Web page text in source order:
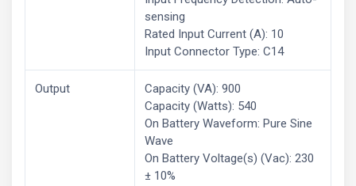
sensing
Rated Input Current (A): 10
Input Connector Type: C14
Output
Capacity (VA): 900
Capacity (Watts): 540
On Battery Waveform: Pure Sine
Wave
On Battery Voltage(s) (Vac): 230
± 10%